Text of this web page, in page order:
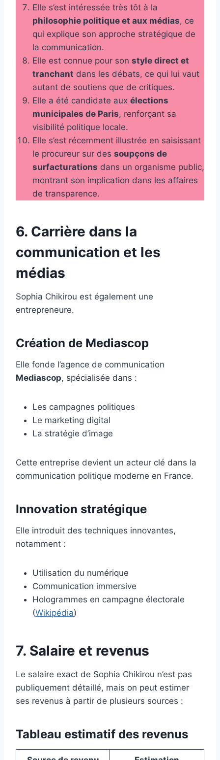
Elle s’est intéressée très tôt à la
philosophie politique et aux médias, ce
qui explique son approche stratégique de
la communication.
Elle est connue pour son style direct et
tranchant dans les débats, ce qui lui vaut
autant de soutiens que de critiques.
Elle a été candidate aux élections
municipales de Paris, renforçant sa
visibilité politique locale.
Elle s’est récemment illustrée en saisissant
le procureur sur des soupçons de
surfacturations dans un organisme public,
montrant son implication dans les affaires
de transparence.
6. Carrière dans la
communication et les
médias
Sophia Chikirou est également une
entrepreneure.
Création de Mediascop
Elle fonde l’agence de communication
Mediascop, spécialisée dans :
Les campagnes politiques
Le marketing digital
La stratégie d’image
Cette entreprise devient un acteur clé dans la
communication politique moderne en France.
Innovation stratégique
Elle introduit des techniques innovantes,
notamment :
Utilisation du numérique
Communication immersive
Hologrammes en campagne électorale
(Wikipédia)
7. Salaire et revenus
Le salaire exact de Sophia Chikirou n’est pas
publiquement détaillé, mais on peut estimer
ses revenus à partir de plusieurs sources :
Tableau estimatif des revenus